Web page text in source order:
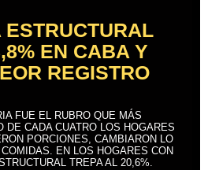
EN CABA Y
REGISTRO
FUE EL RUBRO QUE MÁS
DE CADA CUATRO LOS HOGARES
PORCIONES, CAMBIARON LO
EN LOS HOGARES CON
TREPA AL 20,6%.